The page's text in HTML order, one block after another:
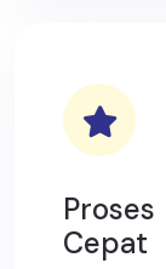
Proses
Cepat